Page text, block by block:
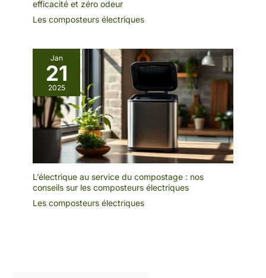
efficacité et zéro odeur
Les composteurs électriques
Jan
21
2025
L’électrique au service du compostage : nos
conseils sur les composteurs électriques
Les composteurs électriques